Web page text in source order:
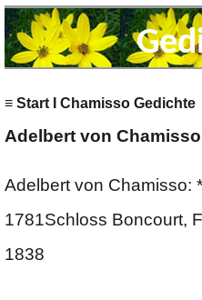
≡ Start I Chamisso Gedichte
Adelbert von
Adelbert von Chamisso:
1781Schloss Boncourt,
1838